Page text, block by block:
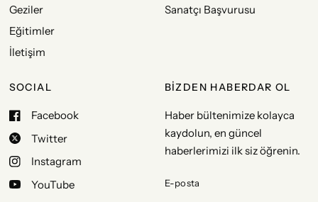
Geziler
Eğitimler
İletişim
Sanatçı Başvurusu
SOCIAL
Facebook
Twitter
Instagram
YouTube
BİZDEN HABERDAR OL
Haber bültenimize kolayca
kaydolun, en güncel
haberlerimizi ilk siz öğrenin.
E-posta